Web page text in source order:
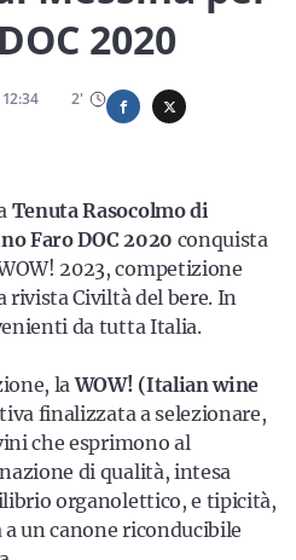
le ultime news, iscriviti alla
2020
12:34 2'
Tenuta Rasocolmo di
Faro DOC 2020 conquista
2023, competizione
rivista Civiltà del bere. In
da tutta Italia.
laWOW! (Italian wine
finalizzata a selezionare,
che esprimono al
di qualità, intesa
organolettico, e tipicità,
un canone riconducibile